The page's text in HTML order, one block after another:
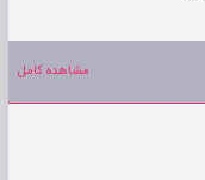
مشاهده کامل